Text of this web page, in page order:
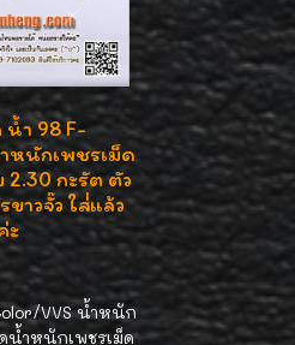
น้ำ 98 F-
หนักเพชรเม็ด
กะรัต ตัว
าวจั๊ว ใส่่แล้ว
ะ
VVS น้ำหนัก
น้ำหนักเพชรเม็ด